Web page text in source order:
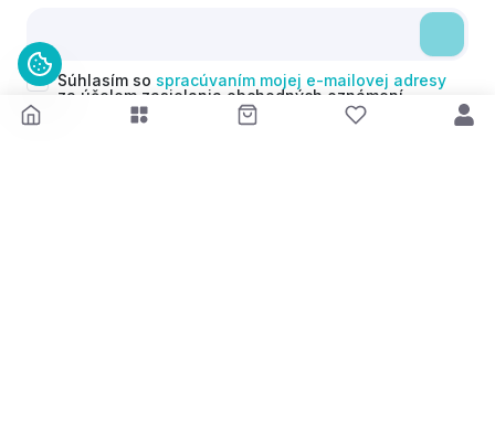
Súhlasím so spracúvaním mojej e-mailovej adresy
za účelom zasielania obchodných oznámení
(newsletterov) v súlade s čl. 6 ods. 1 písm. a)
Nariadenia GDPR. Svoj súhlas môžem kedykoľvek